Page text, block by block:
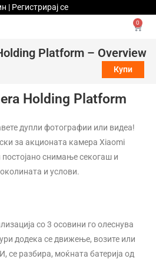
| Регистрирај се
0
Platform – Overview
Купи
Holding Platform
дупли фотографии или видеа!
за акционата камера Xiaomi
снимање секогаш и
и услови.
со 3 осовини го олеснува
додека се движење, возите или
се разбира, моќната батерија од